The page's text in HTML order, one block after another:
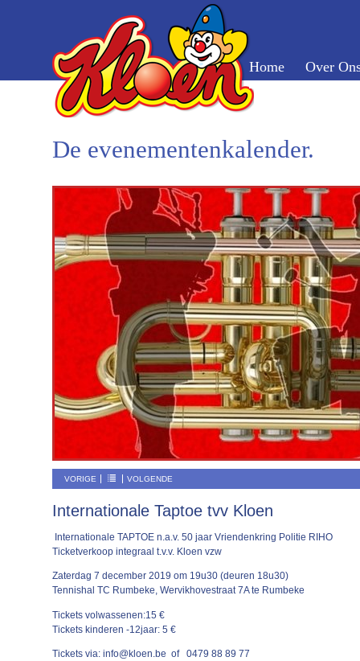
Home Over
De evenementenkalender.
VORIGE VOLGENDE
Internationale Taptoe tvv Kloen
Internationale TAPTOE n.a.v. 50 jaar Vriendenkring Politie RIHO
Ticketverkoop integraal t.v.v. Kloen vzw
Zaterdag 7 december 2019 om 19u30 (deuren 18u30)
Tennishal TC Rumbeke, Wervikhovestraat 7A te Rumbeke
Tickets volwassenen:15 €
Tickets kinderen -12jaar: 5 €
Tickets via: info@kloen.be of 0479 88 89 77